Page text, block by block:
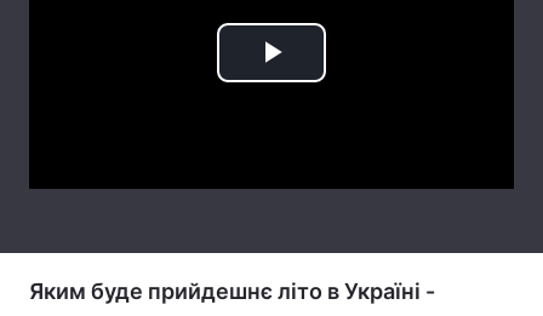
Play
Яким буде прийдешнє літо в Україні -